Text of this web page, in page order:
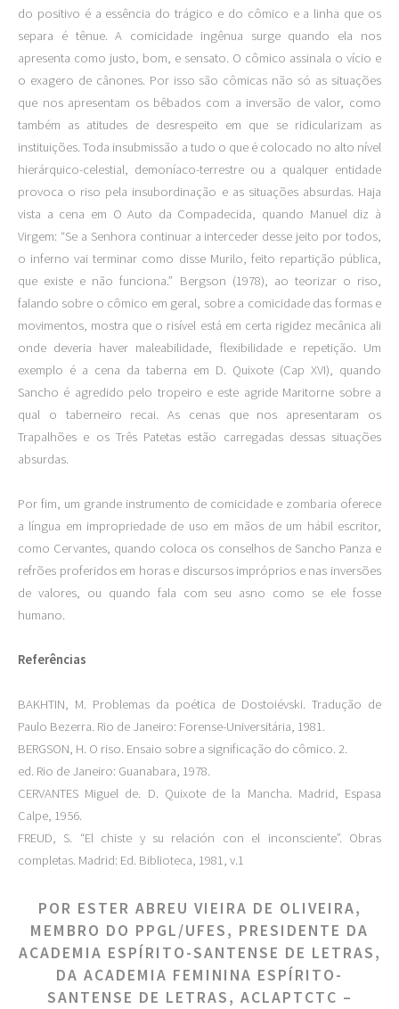
do positivo é a essência do trágico e do cômico e a linha que os
separa é tênue. A comicidade ingênua surge quando ela nos
apresenta como justo, bom, e sensato. O cômico assinala o vício e
o exagero de cânones. Por isso são cômicas não só as situações
que nos apresentam os bêbados com a inversão de valor, como
também as atitudes de desrespeito em que se ridicularizam as
instituições. Toda insubmissão a tudo o que é colocado no alto nível
hierárquico-celestial, demoníaco-terrestre ou a qualquer entidade
provoca o riso pela insubordinação e as situações absurdas. Haja
vista a cena em O Auto da Compadecida, quando Manuel diz à
Virgem: “Se a Senhora continuar a interceder desse jeito por todos,
o inferno vai terminar como disse Murilo, feito repartição pública,
que existe e não funciona.” Bergson (1978), ao teorizar o riso,
falando sobre o cômico em geral, sobre a comicidade das formas e
movimentos, mostra que o risível está em certa rigidez mecânica ali
onde deveria haver maleabilidade, flexibilidade e repetição. Um
exemplo é a cena da taberna em D. Quixote (Cap XVI), quando
Sancho é agredido pelo tropeiro e este agride Maritorne sobre a
qual o taberneiro recai. As cenas que nos apresentaram os
Trapalhões e os Três Patetas estão carregadas dessas situações
absurdas.
Por fim, um grande instrumento de comicidade e zombaria oferece
a língua em impropriedade de uso em mãos de um hábil escritor,
como Cervantes, quando coloca os conselhos de Sancho Panza e
refrões proferidos em horas e discursos impróprios e nas inversões
de valores, ou quando fala com seu asno como se ele fosse
humano.
Referências
BAKHTIN, M. Problemas da poética de Dostoiévski. Tradução de
Paulo Bezerra. Rio de Janeiro: Forense-Universitária, 1981.
BERGSON, H. O riso. Ensaio sobre a significação do cômico. 2.
ed. Rio de Janeiro: Guanabara, 1978.
CERVANTES Miguel de. D. Quixote de la Mancha. Madrid, Espasa
Calpe, 1956.
FREUD, S. “El chiste y su relación con el inconsciente”. Obras
completas. Madrid: Ed. Biblioteca, 1981, v.1
POR ESTER ABREU VIEIRA DE OLIVEIRA,
MEMBRO DO PPGL/UFES, PRESIDENTE DA
ACADEMIA ESPÍRITO-SANTENSE DE LETRAS,
DA ACADEMIA FEMININA ESPÍRITO-
SANTENSE DE LETRAS, ACLAPTCTC –